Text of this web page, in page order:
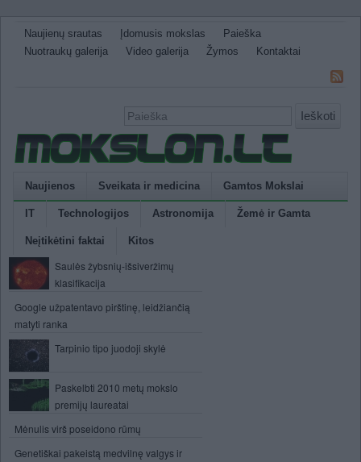
Naujienų srautas Įdomusis mokslas
Paieška
Nuotraukų galerija
Video galerija Žymos Kontaktai
Ieškoti
Naujienos Sveikata ir medicina Gamtos Mokslai
IT Technologijos Astronomija Žemė ir Gamta
Neįtikėtini faktai Kitos
Saulės žybsnių-išsiveržimų
klasifikacija
Google užpatentavo pirštinę, leidžiančią
matyti ranka
Tarpinio tipo juodoji skylė
Paskelbti 2010 metų mokslo
premijų laureatai
Mėnulis virš poseidono rūmų
Genetiškai pakeistą medvilnę valgys ir